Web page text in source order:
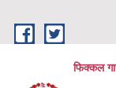
फिक्कल